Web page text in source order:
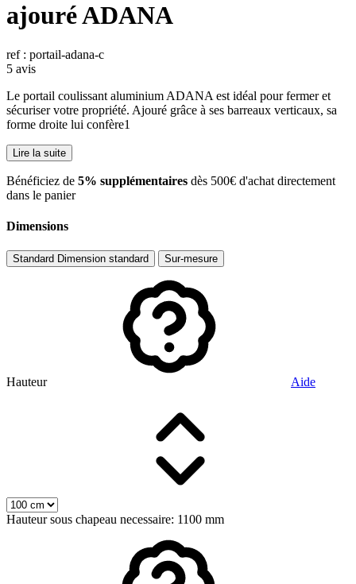
ajouré ADANA
ref : portail-adana-c
5 avis
Le portail coulissant aluminium ADANA est idéal pour fermer et
sécuriser votre propriété. Ajouré grâce à ses barreaux verticaux, sa
forme droite lui confère1
Lire la suite
​Bénéficiez de 5% supplémentaires dès 500€ d'achat directement
dans le panier
Dimensions
Standard Dimension standard Sur-mesure
Hauteur Aide
Hauteur sous chapeau necessaire: 1100 mm